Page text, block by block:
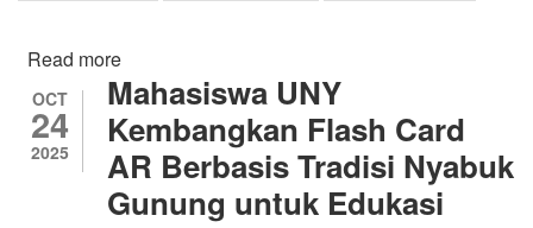
Read more
Serbuk
Topikal
Pegagan
untuk
Luka
OCT
24
2025
Mahasiswa UNY
Kembangkan Flash Card
AR Berbasis Tradisi Nyabuk
Gunung untuk Edukasi